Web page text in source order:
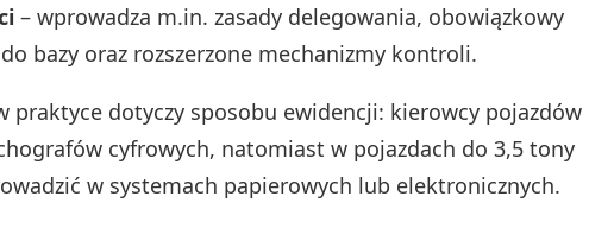
– wprowadza m.in. zasady delegowania, obowiązkowy
bazy oraz rozszerzone mechanizmy kontroli.
praktyce dotyczy sposobu ewidencji: kierowcy pojazdów
cyfrowych, natomiast w pojazdach do 3,5 tony
w systemach papierowych lub elektronicznych.